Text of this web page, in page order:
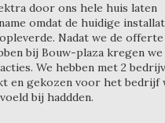
door ons hele huis laten
omdat de huidige
Nadat we de offerte
bij Bouw-plaza kregen we
We hebben met 2
en gekozen voor het bedrijf
bij haddden.